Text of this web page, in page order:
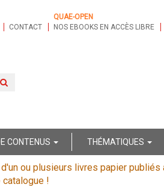
CONTACT
QUAE-OPEN
NOS EBOOKS EN ACCÈS LIBRE
CONTENUS THÉMATIQUES
d'un ou plusieurs livres papier
!